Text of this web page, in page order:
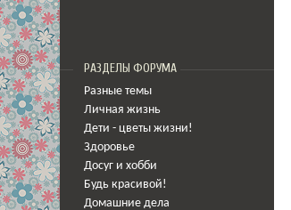
РАЗДЕЛЫ ФОРУМА
Разные темы
Личная жизнь
Дети - цветы жизни!
Здоровье
Досуг и хобби
Будь красивой!
Домашние дела